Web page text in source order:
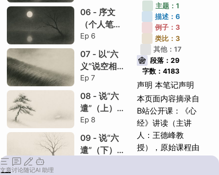
明确世界区分
如何理解两岸
此岸彼岸之别
净土宗为例
正果与开悟
般若当下涅槃
相比净土念佛
真言功能
惠能谈当下
记）
06 - 序文
（个人笔
记）
Ep 6
07 - 以“六
义”说空相
（个人笔
记）
Ep 7
08 - 说“六
遣”（上）
（个人笔
记）
Ep 8
09 - 说“六
遣”（下）
主题：1
描述：6
例子：3
类比：3
其他：17
段落：29
字数： 4183
声明 本笔记声明
本页面内容摘录自
B站公开课：《心
经》讲读（主讲
人：王德峰教
授），原始课程由
文章讨论随记AI 助理